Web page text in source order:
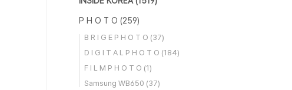
P H O T O (259)
B R I G E P H O T O (37)
D I G I T A L P H O T O (184)
F I L M P H O T O (1)
Samsung WB650 (37)